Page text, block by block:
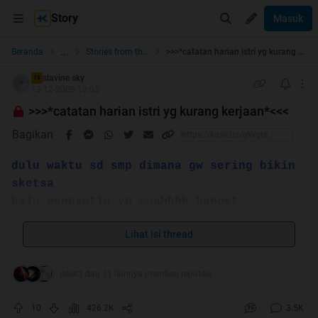
Story Masuk
Beranda ... Stories from the Heart
TS slavine sky
>>>*catatan harian istri yg kurang kerjaan*<<<
Bagikan
dulu waktu sd smp dimana gw sering bikin
sketsa
adalah sketsa yg malah seperti baju putri
pangeran tampan, tinggi, putih, baik hati
karena di setiap akhir dongeng selalu di
Lihat isi thread
426.2K 3.5K